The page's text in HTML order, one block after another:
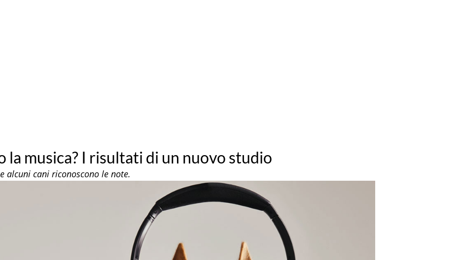
la musica? I risultati di un nuovo studio
alcuni cani riconoscono le note.